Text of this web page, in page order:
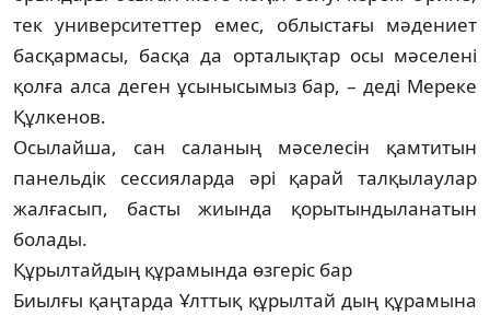
тек университеттер емес, об­лыстағы мәдениет
басқармасы, басқа да ор­талықтар осы мәселені
қолға алса деген ұсы­нысымыз бар, – деді Мереке
Құлкенов.
Осылайша, сан саланың мәселесін қам­ти­тын
панельдік сессияларда әрі қарай тал­­қылаулар
жалғасып, басты жиын­да қо­­­­рытындыланатын
болады.
Құрылтайдың құрамында өзгеріс бар
Биылғы қаңтарда Ұлттық құрылтай дың құрамына